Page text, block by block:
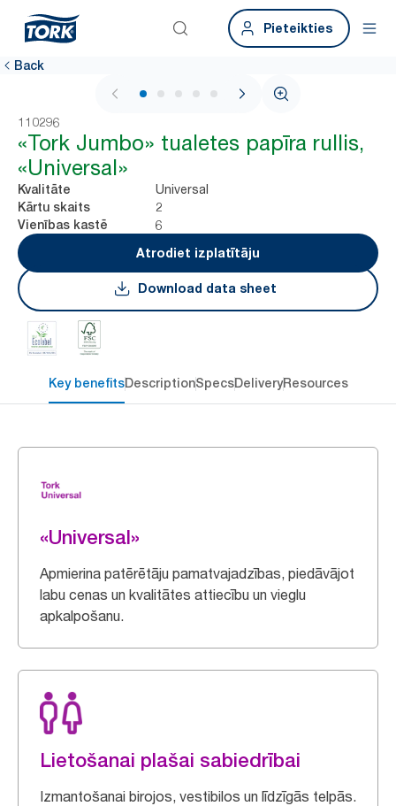
Pieteikties
Back
1 / 5
110296
«Tork Jumbo» tualetes papīra rullis,
«Universal»
Kvalitāte Universal
Kārtu skaits 2
Vienības kastē
6
Atrodiet izplatītāju
Download data sheet
Key benefitsDescriptionSpecsDeliveryResources
«Universal»
Apmierina patērētāju pamatvajadzības, piedāvājot
labu cenas un kvalitātes attiecību un vieglu
apkalpošanu.
Lietošanai plašai sabiedrībai
Izmantošanai birojos, vestibilos un līdzīgās telpās.